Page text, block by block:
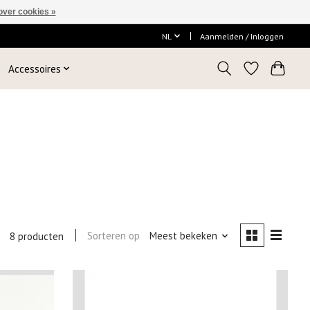
NL Aanmelden / Inloggen
Accessoires
8 producten Sorteren op Meest bekeken
cookies »